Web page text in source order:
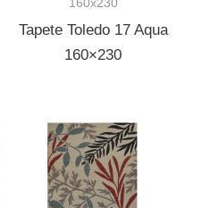
160x230
Tapete Toledo 17 Aqua
160×230